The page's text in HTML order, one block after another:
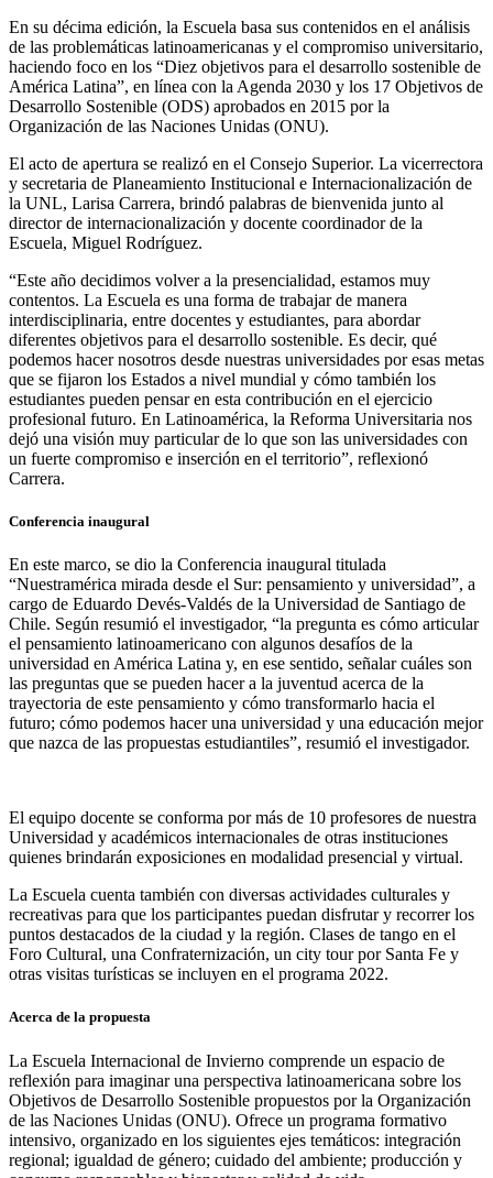
En su décima edición, la Escuela basa sus contenidos en el análisis
de las problemáticas latinoamericanas y el compromiso universitario,
haciendo foco en los “Diez objetivos para el desarrollo sostenible de
América Latina”, en línea con la Agenda 2030 y los 17 Objetivos de
Desarrollo Sostenible (ODS) aprobados en 2015 por la
Organización de las Naciones Unidas (ONU).
El acto de apertura se realizó en el Consejo Superior. La vicerrectora
y secretaria de Planeamiento Institucional e Internacionalización de
la UNL, Larisa Carrera, brindó palabras de bienvenida junto al
director de internacionalización y docente coordinador de la
Escuela, Miguel Rodríguez.
“Este año decidimos volver a la presencialidad, estamos muy
contentos. La Escuela es una forma de trabajar de manera
interdisciplinaria, entre docentes y estudiantes, para abordar
diferentes objetivos para el desarrollo sostenible. Es decir, qué
podemos hacer nosotros desde nuestras universidades por esas metas
que se fijaron los Estados a nivel mundial y cómo también los
estudiantes pueden pensar en esta contribución en el ejercicio
profesional futuro. En Latinoamérica, la Reforma Universitaria nos
dejó una visión muy particular de lo que son las universidades con
un fuerte compromiso e inserción en el territorio”, reflexionó
Carrera.
Conferencia inaugural
En este marco, se dio la Conferencia inaugural titulada
“Nuestramérica mirada desde el Sur: pensamiento y universidad”, a
cargo de Eduardo Devés-Valdés de la Universidad de Santiago de
Chile. Según resumió el investigador, “la pregunta es cómo articular
el pensamiento latinoamericano con algunos desafíos de la
universidad en América Latina y, en ese sentido, señalar cuáles son
las preguntas que se pueden hacer a la juventud acerca de la
trayectoria de este pensamiento y cómo transformarlo hacia el
futuro; cómo podemos hacer una universidad y una educación mejor
que nazca de las propuestas estudiantiles”, resumió el investigador.
El equipo docente se conforma por más de 10 profesores de nuestra
Universidad y académicos internacionales de otras instituciones
quienes brindarán exposiciones en modalidad presencial y virtual.
La Escuela cuenta también con diversas actividades culturales y
recreativas para que los participantes puedan disfrutar y recorrer los
puntos destacados de la ciudad y la región. Clases de tango en el
Foro Cultural, una Confraternización, un city tour por Santa Fe y
otras visitas turísticas se incluyen en el programa 2022.
Acerca de la propuesta
La Escuela Internacional de Invierno comprende un espacio de
reflexión para imaginar una perspectiva latinoamericana sobre los
Objetivos de Desarrollo Sostenible propuestos por la Organización
de las Naciones Unidas (ONU). Ofrece un programa formativo
intensivo, organizado en los siguientes ejes temáticos: integración
regional; igualdad de género; cuidado del ambiente; producción y